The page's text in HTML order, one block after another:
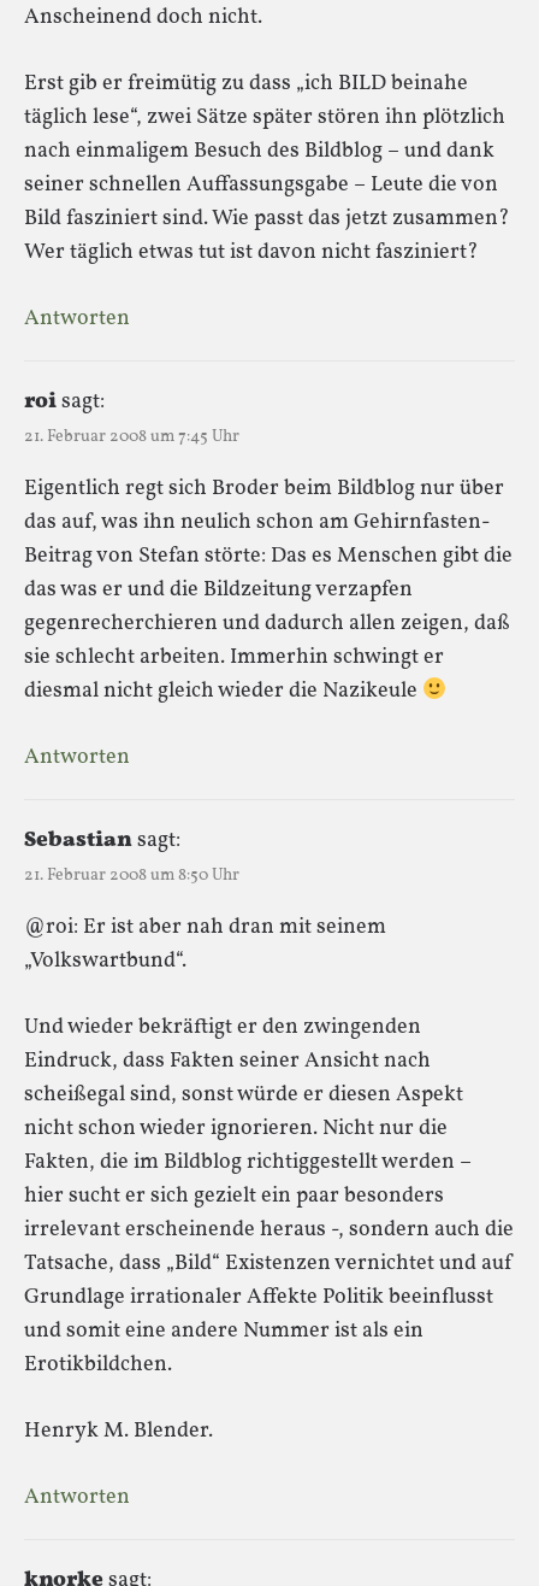
Anscheinend doch nicht.
Erst gib er freimütig zu dass „ich BILD beinahe
täglich lese“, zwei Sätze später stören ihn plötzlich
nach einmaligem Besuch des Bildblog – und dank
seiner schnellen Auffassungsgabe – Leute die von
Bild fasziniert sind. Wie passt das jetzt zusammen?
Wer täglich etwas tut ist davon nicht fasziniert?
Antworten
roisagt:
21. Februar 2008 um 7:45 Uhr
Eigentlich regt sich Broder beim Bildblog nur über
das auf, was ihn neulich schon am Gehirnfasten-
Beitrag von Stefan störte: Das es Menschen gibt die
das was er und die Bildzeitung verzapfen
gegenrecherchieren und dadurch allen zeigen, daß
sie schlecht arbeiten. Immerhin schwingt er
diesmal nicht gleich wieder die Nazikeule
Antworten
Sebastiansagt:
21. Februar 2008 um 8:50 Uhr
@roi: Er ist aber nah dran mit seinem
„Volkswartbund“.
Und wieder bekräftigt er den zwingenden
Eindruck, dass Fakten seiner Ansicht nach
scheißegal sind, sonst würde er diesen Aspekt
nicht schon wieder ignorieren. Nicht nur die
Fakten, die im Bildblog richtiggestellt werden –
hier sucht er sich gezielt ein paar besonders
irrelevant erscheinende heraus -, sondern auch die
Tatsache, dass „Bild“ Existenzen vernichtet und auf
Grundlage irrationaler Affekte Politik beeinflusst
und somit eine andere Nummer ist als ein
Erotikbildchen.
Henryk M. Blender.
Antworten